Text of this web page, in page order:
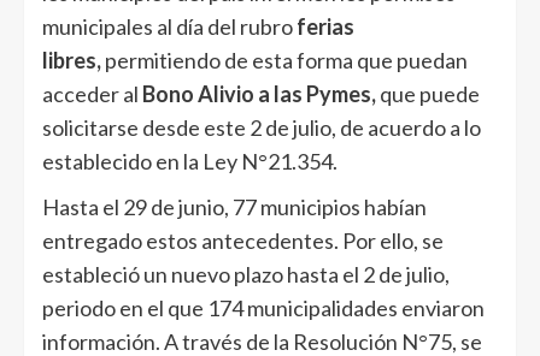
municipales al día del rubroferias
libres,permitiendo de esta forma que puedan
acceder al Bono Alivio a las Pymes,que puede
solicitarse desde este 2 de julio, de acuerdo a lo
establecido en la Ley N°21.354.
Hasta el 29 de junio, 77 municipios habían
entregado estos antecedentes. Por ello, se
estableció un nuevo plazo hasta el 2 de julio,
periodo en el que 174 municipalidades enviaron
información. A través de la Resolución N°75, se